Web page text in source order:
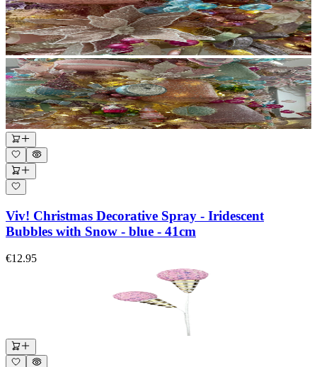
Viv! Christmas Decorative Spray - Iridescent
Bubbles with Snow - blue - 41cm
€12.95